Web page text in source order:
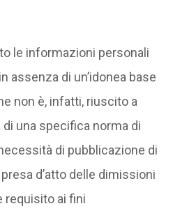
le informazioni personali
assenza di un’idonea base
non è, infatti, riuscito a
una specifica norma di
di pubblicazione di
d’atto delle dimissioni
requisito ai fini